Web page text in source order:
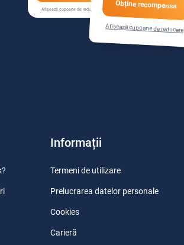
Obține recompensa
Afișează cupoane de reducere
Afișează cupoane de reducere
Informații
Termeni de utilizare
Prelucrarea datelor personale
Cookies
Carieră